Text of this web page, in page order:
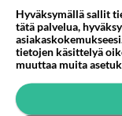
Teihin
tehoa?
1 Äänestä
Hyväksymällä sallit
tätä palvelua,
tietojen käsittelyä
muuttaa muita